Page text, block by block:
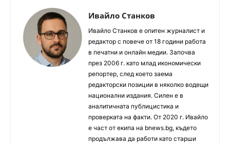
Ивайло Станков
Ивайло Станков е опитен журналист и
редактор с повече от 18 години работа
в печатни и онлайн медии. Започва
през 2006 г. като млад икономически
репортер, след което заема
редакторски позиции в няколко водещи
национални издания. Силен е в
аналитичната публицистика и
проверката на факти. От 2020 г. Ивайло
е част от екипа на bnews.bg, където
продължава да работи като старши